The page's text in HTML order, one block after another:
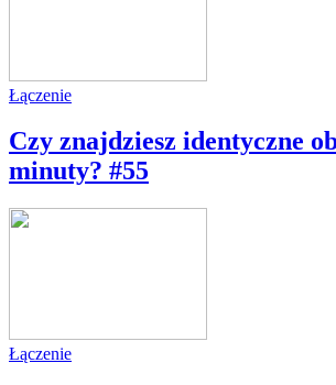
Łączenie
Czy znajdziesz identyczne
minuty? #55
Łączenie